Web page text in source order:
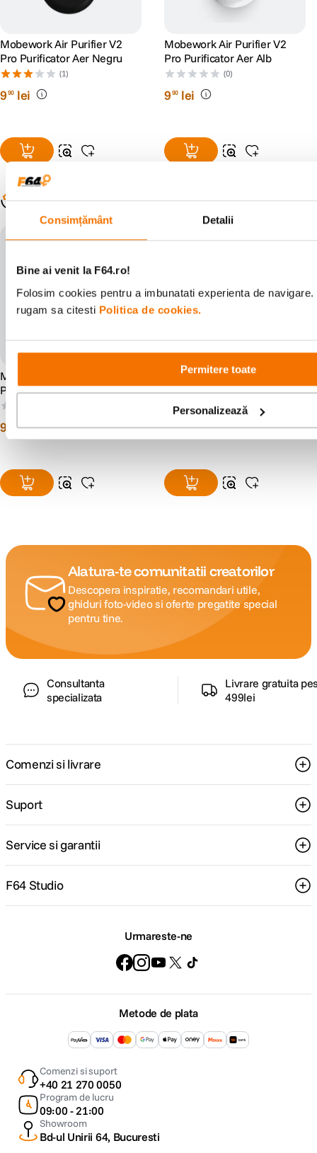
Consimțământ Detalii
Bine ai venit la F64.ro!
Folosim cookies pentru a imbunatati experienta de
rugam sa citesti Politica de cookies.
Permitere toate
Personalizează
Mobework Air Purifier V2
Pro Purificator Aer Negru
(1)
990 lei
Mobework Air Purifier V2
Pro Purificator Aer Alb
(0)
990 lei
Populare în aceeași categorie
Mobework Air Purifier V2
Pro Purificator Aer Alb
9 lei
Mobework Air Purifier V2
Pro Purificator Aer Negru
9 lei
Alatura-te comunitatii creatorilor
Descopera inspiratie, recomandari utile,
ghiduri foto-video si oferte pregatite special
pentru tine.
Consultanta
specializata
Livrare gratuita
499lei
Comenzi si livrare
Suport
Service si garantii
F64 Studio
Urmareste-ne
Metode de plata
Comenzi si suport
+40 21 270 0050
Program de lucru
09:00 - 21:00
Showroom
Bd-ul Unirii 64, Bucuresti